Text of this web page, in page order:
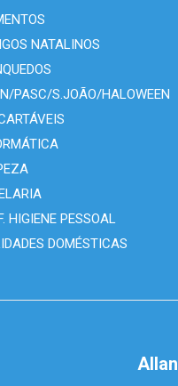
NATALINOS
PASC/S.JOÃO/HALOWEEN
HIGIENE PESSOAL
DOMÉSTICAS
Allan